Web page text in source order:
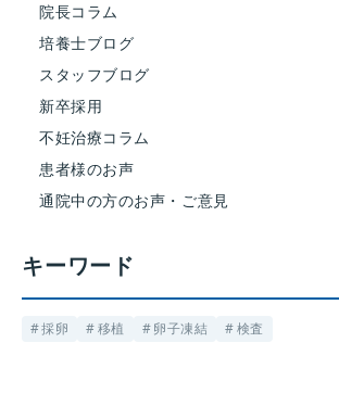
院長コラム
培養士ブログ
スタッフブログ
新卒採用
不妊治療コラム
患者様のお声
通院中の方のお声・ご意見
キーワード
採卵 移植 卵子凍結 検査